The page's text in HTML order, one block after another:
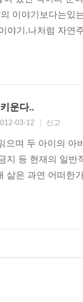
이야기보다는있
야기.나처럼 자연
운다..
03-12 신고
으며 두 아이의
지 등 현재의 일
삶은 과연 어떠한